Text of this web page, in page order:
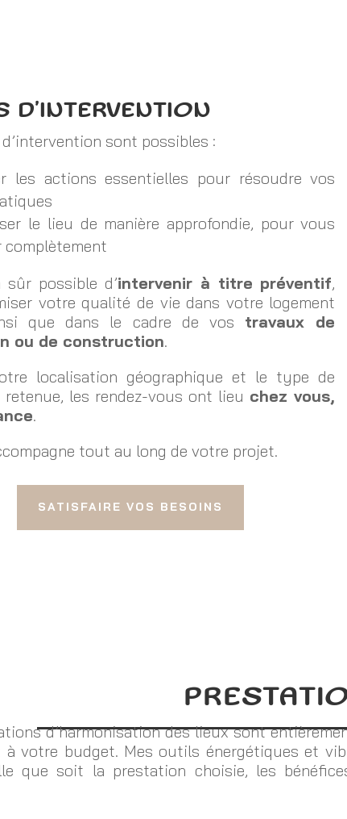
D’INTERVENTION
d’intervention sont possibles :
les actions essentielles pour résoudre vos
le lieu de manière approfondie, pour vous
complètement
possible d’intervenir à titre préventif,
votre qualité de vie dans votre logement
que dans le cadre de vos travaux de
ou de construction.
localisation géographique et le type de
les rendez-vous ont lieu chez vous,
.
tout au long de votre projet.
SATISFAIRE VOS BESOINS
d’harmonisation des lieux sont
à votre budget. Mes outils énergétiques et
que soit la prestation choisie, les